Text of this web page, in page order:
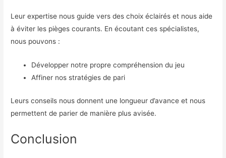
Leur expertise nous guide vers des choix éclairés et nous aide
à éviter les pièges courants. En écoutant ces spécialistes,
nous pouvons :
Développer notre propre compréhension du jeu
Affiner nos stratégies de pari
Leurs conseils nous donnent une longueur d’avance et nous
permettent de parier de manière plus avisée.
Conclusion